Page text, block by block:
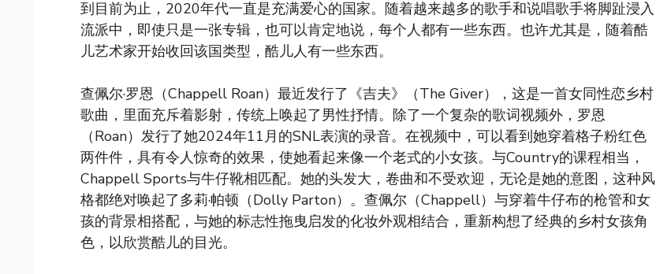
到目前为止，2020年代一直是充满爱心的国家。随着越来越多的歌手和说唱歌手将脚趾浸入
流派中，即使只是一张专辑，也可以肯定地说，每个人都有一些东西。也许尤其是，随着酷
儿艺术家开始收回该国类型，酷儿人有一些东西。
查佩尔·罗恩（Chappell Roan）最近发行了《吉夫》（The Giver），这是一首女同性恋乡村
歌曲，里面充斥着影射，传统上唤起了男性抒情。除了一个复杂的歌词视频外，罗恩
（Roan）发行了她2024年11月的SNL表演的录音。在视频中，可以看到她穿着格子粉红色
两件件，具有令人惊奇的效果，使她看起来像一个老式的小女孩。与Country的课程相当，
Chappell Sports与牛仔靴相匹配。她的头发大，卷曲和不受欢迎，无论是她的意图，这种风
格都绝对唤起了多莉·帕顿（Dolly Parton）。查佩尔（Chappell）与穿着牛仔布的枪管和女
孩的背景相搭配，与她的标志性拖曳启发的化妆外观相结合，重新构想了经典的乡村女孩角
色，以欣赏酷儿的目光。